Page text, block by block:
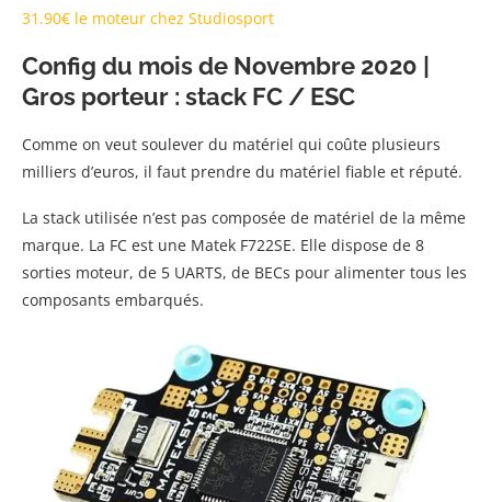
31.90€ le moteur chez Studiosport
Config du mois de Novembre 2020 |
Gros porteur : stack FC / ESC
Comme on veut soulever du matériel qui coûte plusieurs
milliers d’euros, il faut prendre du matériel fiable et réputé.
La stack utilisée n’est pas composée de matériel de la même
marque. La FC est une Matek F722SE. Elle dispose de 8
sorties moteur, de 5 UARTS, de BECs pour alimenter tous les
composants embarqués.